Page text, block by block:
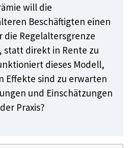
will die
Beschäftigten einen
die Regelaltersgrenze
statt direkt in Rente zu
dieses Modell,
Effekte sind zu erwarten
und Einschätzungen
Praxis?